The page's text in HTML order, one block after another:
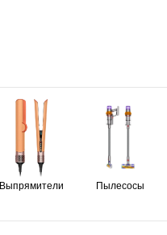
Пылесосы
Выпрямители